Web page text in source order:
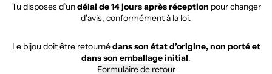
Tu disposes d’undélai de 14 jours après réception pour changer
d’avis, conformément à la loi.
Le bijou doit être retournédans son état d’origine, non porté et
dans son emballage initial.
Formulaire de retour